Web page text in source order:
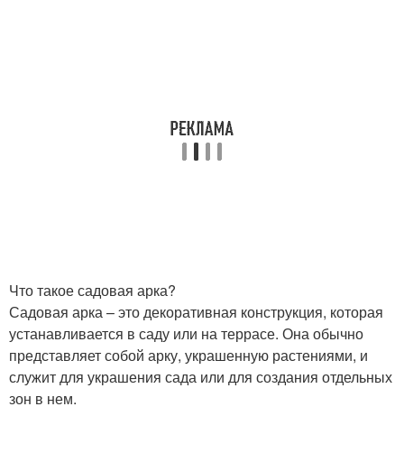
Что такое садовая арка?
Садовая арка – это декоративная конструкция, которая
устанавливается в саду или на террасе. Она обычно
представляет собой арку, украшенную растениями, и
служит для украшения сада или для создания отдельных
зон в нем.